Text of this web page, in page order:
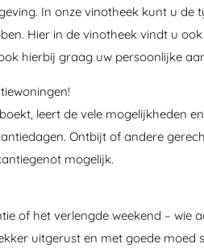
In onze vinotheek kunt u de
Hier in de vinotheek vindt u
hierbij graag uw persoonlijke
leert de vele mogelijkheden
Ontbijt of andere
mogelijk.
of het verlengde weekend – wie
uitgerust en met goede